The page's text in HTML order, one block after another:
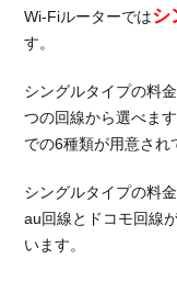
Wi-Fiルーターではシ
す。
シングルタイプの料
つの回線から選べま
での6種類が用意され
シングルタイプの料
au回線とドコモ回線
います。